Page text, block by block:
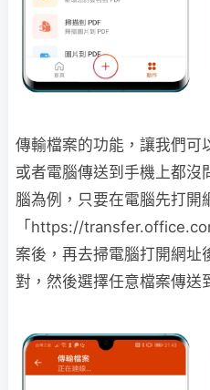
傳輸檔案的功能，讓我們可
或者電腦傳送到手機上都沒
腦為例，只要在電腦先打開
「https://
案後，再去掃電腦打開網址
對，然後選擇任意檔案傳送